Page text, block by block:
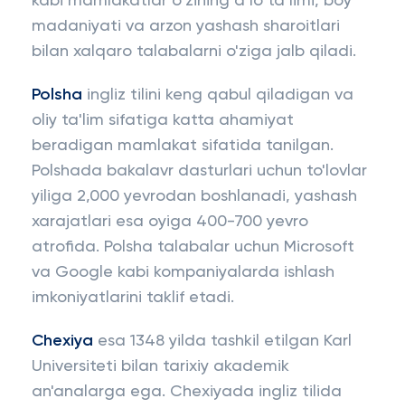
madaniyati va arzon yashash sharoitlari
bilan xalqaro talabalarni o'ziga jalb qiladi.
Polsha ingliz tilini keng qabul qiladigan va
oliy ta'lim sifatiga katta ahamiyat
beradigan mamlakat sifatida tanilgan.
Polshada bakalavr dasturlari uchun to'lovlar
yiliga 2,000 yevrodan boshlanadi, yashash
xarajatlari esa oyiga 400-700 yevro
atrofida. Polsha talabalar uchun Microsoft
va Google kabi kompaniyalarda ishlash
imkoniyatlarini taklif etadi.
Chexiya esa 1348 yilda tashkil etilgan Karl
Universiteti bilan tarixiy akademik
an'analarga ega. Chexiyada ingliz tilida